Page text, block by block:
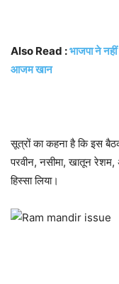
Also Read :भाजपा ने नहीं
आजम खान
सूत्रों का कहना है कि इस
परवीन, नसीमा, खातून रेशम,
हिस्सा लिया।